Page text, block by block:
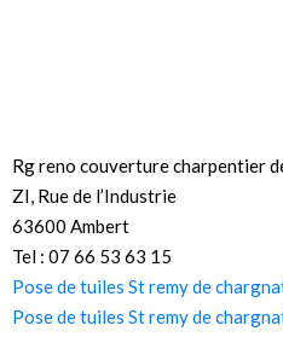
Rg reno couverture charpentier
ZI, Rue de l’Industrie
63600 Ambert
Tel : 07 66 53 63 15
Pose de tuiles St remy de
Pose de tuiles St remy de